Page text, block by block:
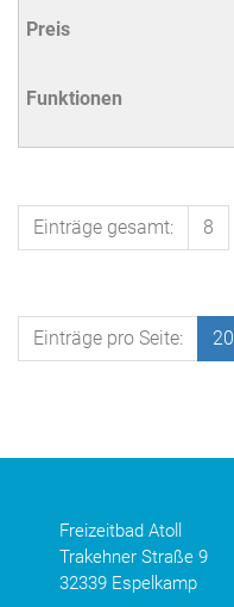
Einträge gesamt: 8
Einträge pro Seite: 20
Freizeitbad Atoll
Trakehner Straße 9
32339 Espelkamp